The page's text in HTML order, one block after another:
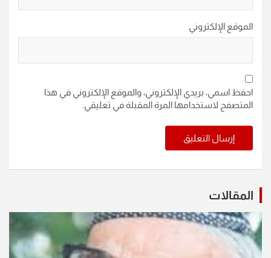
الموقع الإلكتروني
احفظ اسمي، بريدي الإلكتروني، والموقع الإلكتروني في هذا
المتصفح لاستخدامها المرة المقبلة في تعليقي.
المقالات